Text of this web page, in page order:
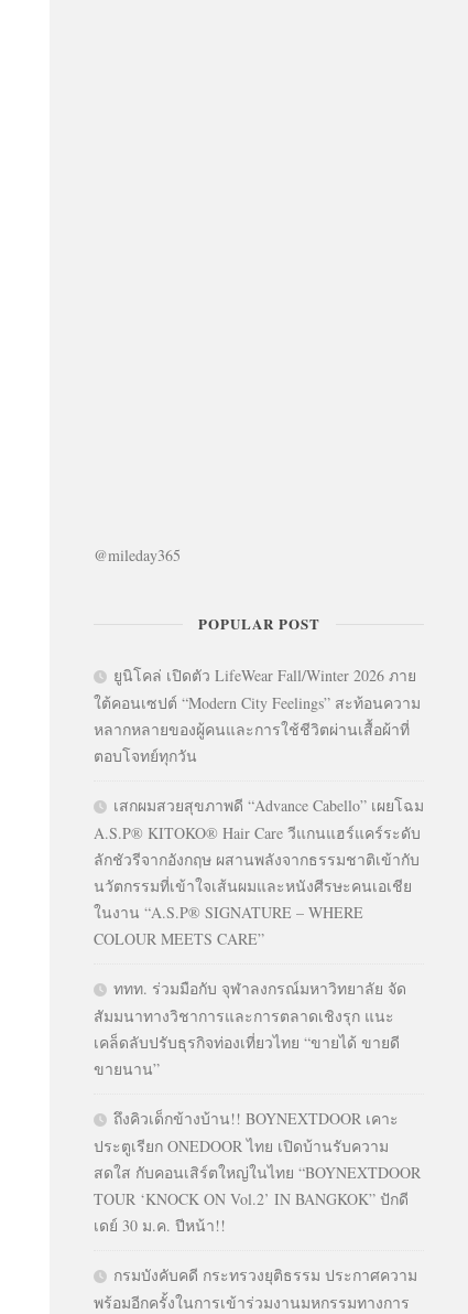
@mileday365
POPULAR POST
ยูนิโคล่ เปิดตัว LifeWear Fall/Winter 2026 ภาย
ใต้คอนเซปต์ “Modern City Feelings” สะท้อนความ
หลากหลายของผู้คนและการใช้ชีวิตผ่านเสื้อผ้าที่
ตอบโจทย์ทุกวัน
เสกผมสวยสุขภาพดี “Advance Cabello” เผยโฉม
A.S.P® KITOKO® Hair Care วีแกนแฮร์แคร์ระดับ
ลักชัวรีจากอังกฤษ ผสานพลังจากธรรมชาติเข้ากับ
นวัตกรรมที่เข้าใจเส้นผมและหนังศีรษะคนเอเชีย
ในงาน “A.S.P® SIGNATURE – WHERE
COLOUR MEETS CARE”
ททท. ร่วมมือกับ จุฬาลงกรณ์มหาวิทยาลัย จัด
สัมมนาทางวิชาการและการตลาดเชิงรุก แนะ
เคล็ดลับปรับธุรกิจท่องเที่ยวไทย “ขายได้ ขายดี
ขายนาน”
ถึงคิวเด็กข้างบ้าน!! BOYNEXTDOOR เคาะ
ประตูเรียก ONEDOOR ไทย เปิดบ้านรับความ
สดใส กับคอนเสิร์ตใหญ่ในไทย “BOYNEXTDOOR
TOUR ‘KNOCK ON Vol.2’ IN BANGKOK” ปักดี
เดย์ 30 ม.ค. ปีหน้า!!
กรมบังคับคดี กระทรวงยุติธรรม ประกาศความ
พร้อมอีกครั้งในการเข้าร่วมงานมหกรรมทางการ